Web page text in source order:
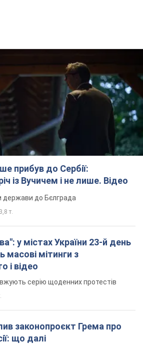
прибув до Сербії:
із Вучичем і не лише. Відео
держави до Бєлграда
т.
у містах України 23-й день
масові мітинги з
і відео
серію щоденних протестів
законопроєкт Грема про
що далі
економічні обмеження
3,7 т.